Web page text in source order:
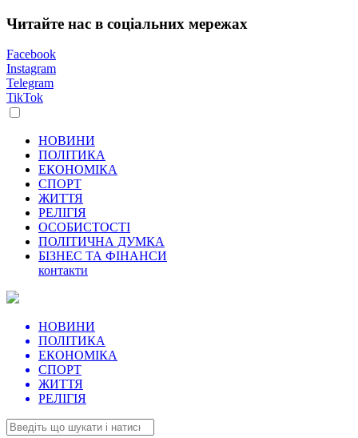
Читайте нас в соціальних мережах
Facebook
Instagram
Telegram
TikTok
НОВИНИ
ПОЛІТИКА
ЕКОНОМІКА
СПОРТ
ЖИТТЯ
РЕЛІГІЯ
ОСОБИСТОСТІ
ПОЛІТИЧНА ДУМКА
БІЗНЕС ТА ФІНАНСИ
контакти
НОВИНИ
ПОЛІТИКА
ЕКОНОМІКА
СПОРТ
ЖИТТЯ
РЕЛІГІЯ